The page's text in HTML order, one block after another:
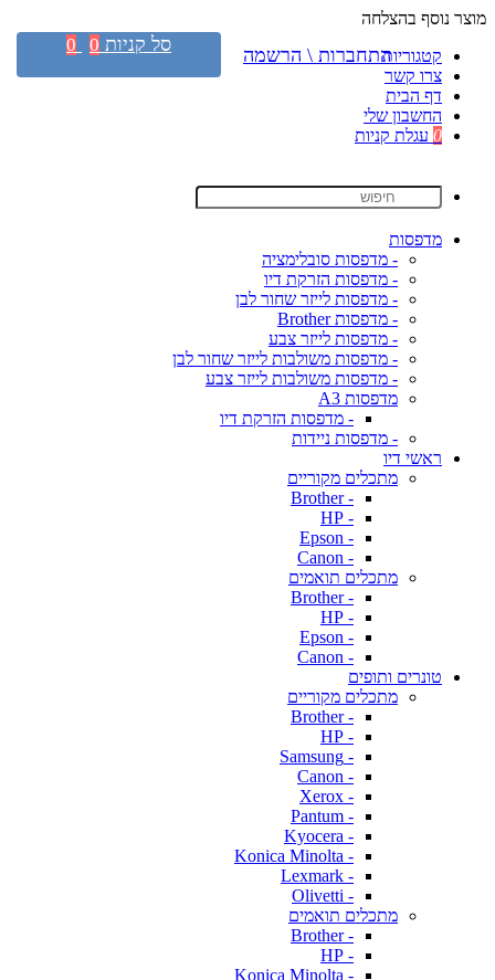
מוצר נוסף בהצלחה
קטגוריות
צרו קשר
דף הבית
החשבון שלי
0 עגלת קניות
מדפסות
- מדפסות סובלימציה
- מדפסות הזרקת דיו
- מדפסות לייזר שחור לבן
- מדפסות Brother
- מדפסות לייזר צבע
- מדפסות משולבות לייזר שחור לבן
- מדפסות משולבות לייזר צבע
מדפסות A3
- מדפסות הזרקת דיו
- מדפסות ניידות
ראשי דיו
מתכלים מקוריים
- Brother
- HP
- Epson
- Canon
מתכלים תואמים
- Brother
- HP
- Epson
- Canon
טונרים ותופים
מתכלים מקוריים
- Brother
- HP
- Samsung
- Canon
- Xerox
- Pantum
- Kyocera
- Konica Minolta
- Lexmark
- Olivetti
מתכלים תואמים
- Brother
- HP
- Konica Minolta
התחברות \ הרשמה סל קניות 0
0